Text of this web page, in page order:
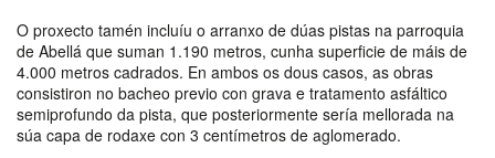
O proxecto tamén incluíu o arranxo de dúas pistas na parroquia
de Abellá que suman 1.190 metros, cunha superficie de máis de
4.000 metros cadrados. En ambos os dous casos, as obras
consistiron no bacheo previo con grava e tratamento asfáltico
semiprofundo da pista, que posteriormente sería mellorada na
súa capa de rodaxe con 3 centímetros de aglomerado.